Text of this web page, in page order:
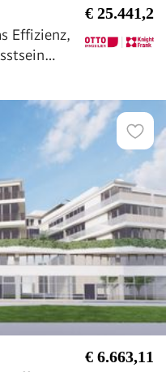
€ 25.441,2
Effizienz,
€ 6.663,11